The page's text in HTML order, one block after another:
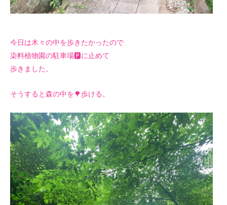
今日は木々の中を歩きたかったので
染料植物園の駐車場🅿️に止めて
歩きました。
そうすると森の中を🌳歩ける。